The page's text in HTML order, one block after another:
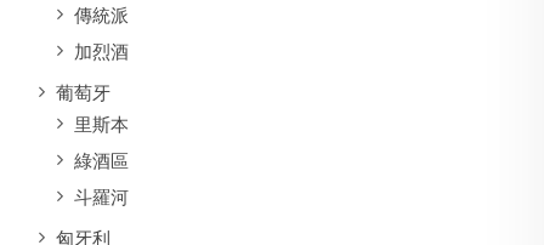
傳統派
加烈酒
葡萄牙
里斯本
綠酒區
斗羅河
匈牙利